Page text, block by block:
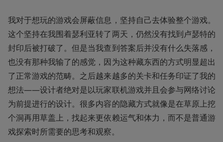
我对于想玩的游戏会屏蔽信息，坚持自己去体验整个游戏。
这个坚持在我围着瑟利亚转了两天，仍然没有找到卢瑟特的
封印后被打破了。但是当我查到答案后并没有什么失落感，
也没有那种我输了的感觉，因为这种藏东西的方式明显超出
了正常游戏的范畴。之后越来越多的关卡和任务印证了我的
想法——设计者绝对是以玩家联机游戏并且会参与网络讨论
为前提进行的设计。很多内容的隐藏方式就像是在草原上挖
个洞再用草盖上，找起来更依赖运气和体力，而不是普通游
戏探索时所需要的思考和观察。